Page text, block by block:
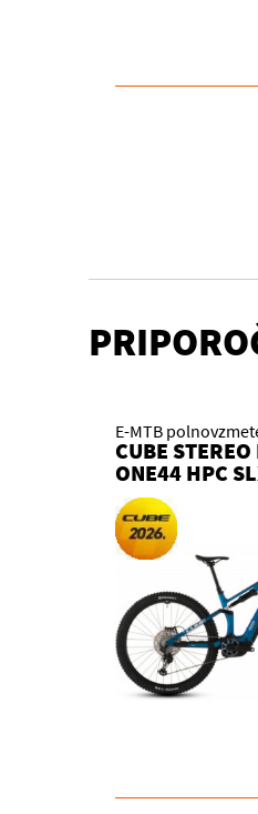
E-MTB
CUBE
ONE44 HPC
KOLO